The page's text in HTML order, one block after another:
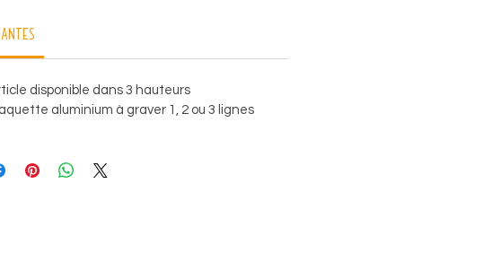
disponible dans 3 hauteurs
aluminium à graver 1, 2 ou 3 lignes